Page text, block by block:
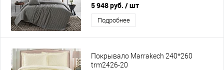
5 948 руб. / шт
Подробнее
Покрывало Marrakech 240*260
trm2426-20